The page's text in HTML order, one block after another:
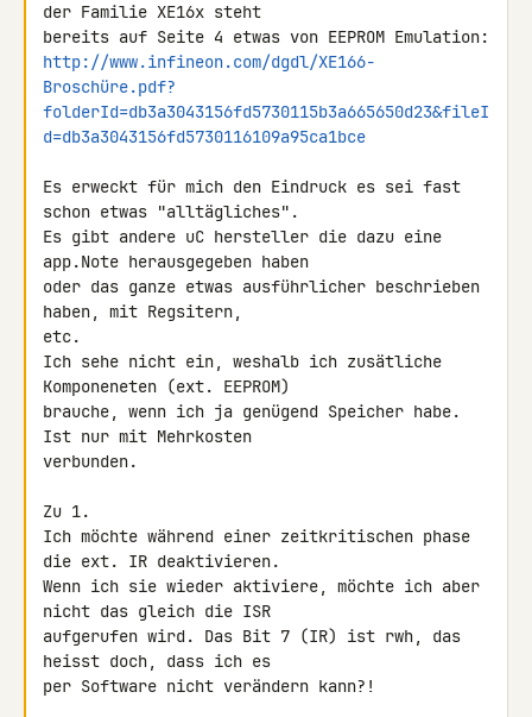
der Familie XE16x steht
http://www.infineon.com/dgdl/XE166-
Broschüre.pdf?
folderId=db3a3043156fd5730115b3a665650d23&fileI
d=db3a3043156fd5730116109a95ca1bce
Es erweckt für mich den Eindruck es sei fast
schon etwas "alltägliches".
Es gibt andere uC hersteller die dazu eine
app.Note herausgegeben haben
oder das ganze etwas ausführlicher beschrieben
haben, mit Regsitern,
etc.
Ich sehe nicht ein, weshalb ich zusätliche
Komponeneten (ext. EEPROM)
brauche, wenn ich ja genügend Speicher habe.
Ist nur mit Mehrkosten
verbunden.
Zu 1.
Ich möchte während einer zeitkritischen phase
die ext. IR deaktivieren.
Wenn ich sie wieder aktiviere, möchte ich aber
nicht das gleich die ISR
aufgerufen wird. Das Bit 7 (IR) ist rwh, das
heisst doch, dass ich es
per Software nicht verändern kann?!